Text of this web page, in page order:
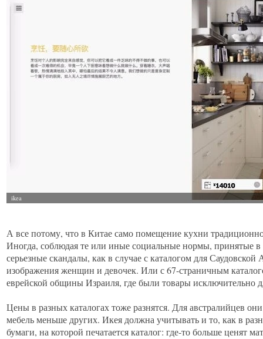
А все потому, что в Китае само помещение кухни
Иногда, соблюдая те или иные социальные нормы, принятые в
серьезные скандалы, как в случае с каталогом для
изображения женщин и девочек. Или с 67-страничным
еврейской общины Израиля, где были товары исключительно
Цены в разных каталогах тоже разнятся. Для австралийцев
мебель меньше других. Икея должна учитывать и то, как в
бумаги, на которой печатается каталог: где-то больше ценят